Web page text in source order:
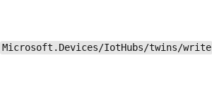
Microsoft.Devices/IotHubs/twins/write